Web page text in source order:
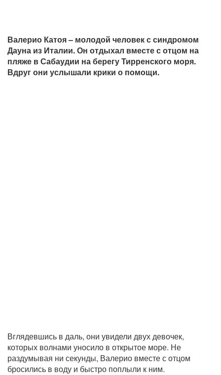
Валерио Катоя – молодой человек с синдромом
Дауна из Италии. Он отдыхал вместе с отцом на
пляже в Сабаудии на берегу Тирренского моря.
Вдруг они услышали крики о помощи.
Вглядевшись в даль, они увидели двух девочек,
которых волнами уносило в открытое море. Не
раздумывая ни секунды, Валерио вместе с отцом
бросились в воду и быстро поплыли к ним.